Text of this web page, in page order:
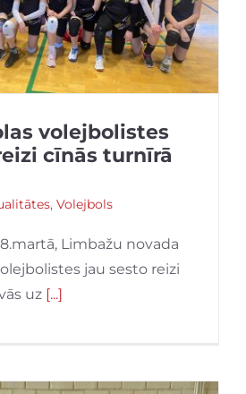
volejbolistes
cīnās turnīrā
, Volejbols
Limbažu novada
jau sesto reizi
uz [...]